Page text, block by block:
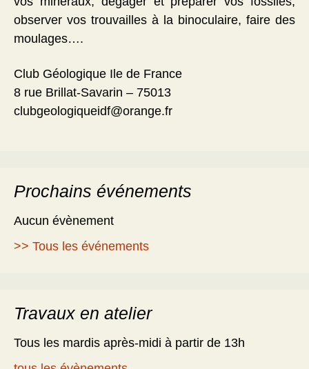
observer vos trouvailles à la binoculaire, faire des
moulages….
Club Géologique Ile de France
8 rue Brillat-Savarin – 75013
clubgeologiqueidf@orange.fr
Prochains événements
Aucun évènement
>> Tous les événements
Travaux en atelier
Tous les mardis après-midi à partir de 13h